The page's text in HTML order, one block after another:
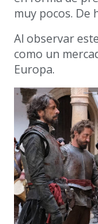
muy pocos. De
Al observar
como un
Europa.